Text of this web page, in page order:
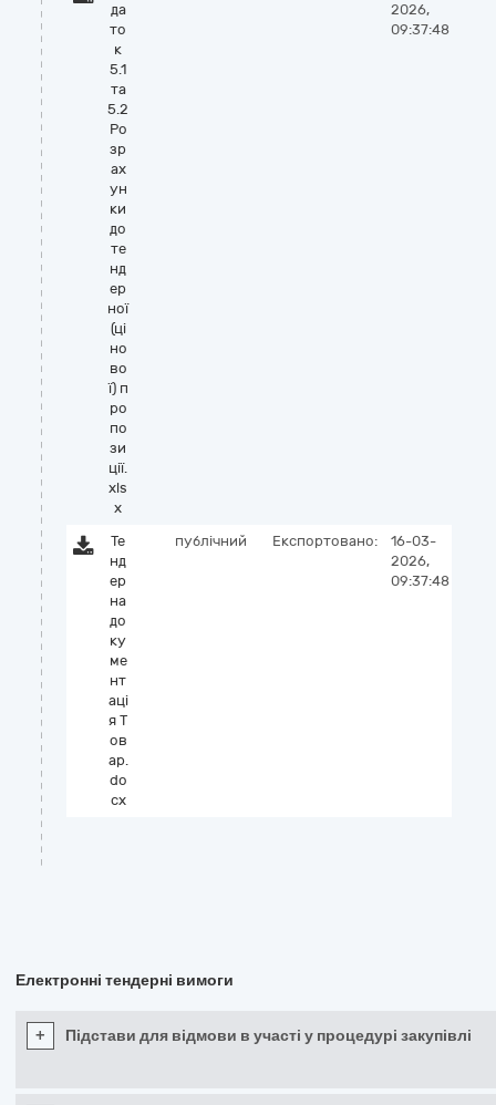
да
то
к
5.1
та
5.2
Ро
зр
ах
ун
ки
до
те
нд
ер
ної
(ці
но
во
ї) п
ро
по
зи
ції.
xls
x
2026,
09:37:48
Те
нд
ер
на
до
ку
ме
нт
аці
я Т
ов
ар.
do
cx
публічний Експортовано:
16-03-
2026,
09:37:48
Електронні тендерні вимоги
+ Підстави для відмови в участі у процедурі закупівлі